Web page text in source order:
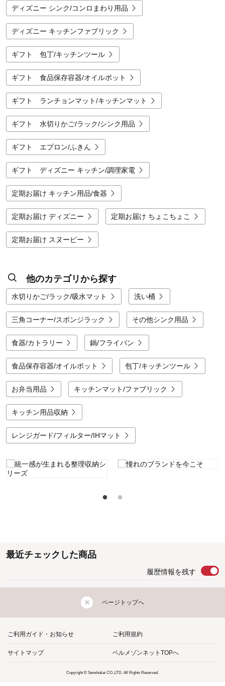
ディズニー シンク/コンロまわり用品
ディズニー キッチンファブリック
ギフト 包丁/キッチンツール
ギフト 食品保存容器/オイルポット
ギフト ランチョンマット/キッチンマット
ギフト 水切りかご/ラック/シンク用品
ギフト エプロン/ふきん
ギフト ディズニー キッチン/調理家電
定期お届け キッチン用品/食器
定期お届け ディズニー 定期お届け ちょこちょこ
定期お届け スヌーピー
他のカテゴリから探す
水切りかご/ラック/吸水マット 洗い桶
三角コーナー/スポンジラック その他シンク用品
食器/カトラリー 鍋/フライパン
食品保存容器/オイルポット 包丁/キッチンツール
お弁当用品 キッチンマット/ファブリック
キッチン用品収納
レンジガード/フィルター/IHマット
最近チェックした商品
履歴情報を残す
ページトップへ
ご利用ガイド・お知らせ ご利用規約
サイトマップ ベルメゾンネットTOPへ
Copyright © Senshukai CO.,LTD. All Rights Reserved.